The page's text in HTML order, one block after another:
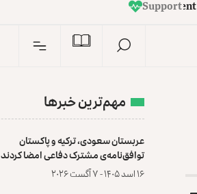
t
n
e
d
n
e
p
e
d
n
I
مهم‌ترین خبرها
عربستان سعودی، ترکیه و پاکستان
توافق‌نامه‌ی مشترک دفاعی امضا کردند
۱۶ اسد ۱۴۰۵ - ۷ آگست ۲۰۲۶